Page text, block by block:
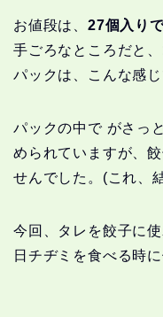
お値段は、 27個入り
手ごろなところだと、
パックは、こんな感
パックの中で がさっ
められていますが、
せんでした。(これ、
今回、タレを餃子に
日チヂミを食べる時に